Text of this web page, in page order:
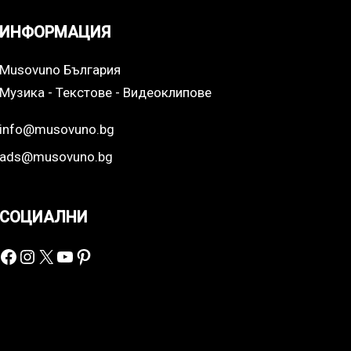
ИНФОРМАЦИЯ
Musovuno България
Музика - Текстове - Видеоклипове
info@musovuno.bg
ads@musovuno.bg
СОЦИАЛНИ
Facebook
Instagram
X YouTube
Pinterest